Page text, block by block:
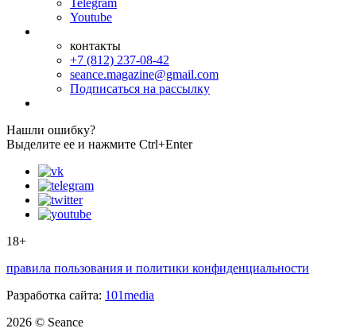
Youtube
контакты
+7 (812) 237-08-42
seance.magazine@gmail.com
Подписаться на рассылку
Нашли ошибку?
Выделите ее и нажмите Ctrl+Enter
18+
правила пользования и политики конфиденциальности
Разработка сайта: 101media
2026 © Seance